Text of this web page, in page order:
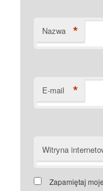
Nazwa *
E-mail *
Witryna
Zapamiętaj